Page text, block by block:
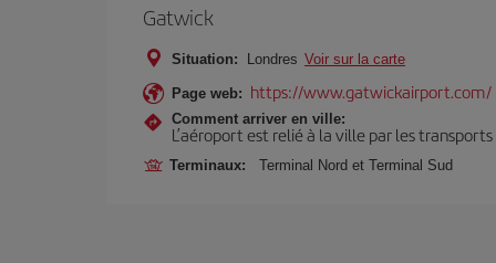
Gatwick
Situation: Londres Voir sur la carte
Page web: https://www.gatwickairport.com/
Comment arriver en ville:
L’aéroport est relié à la ville par les
Terminaux: Terminal Nord et Terminal Sud